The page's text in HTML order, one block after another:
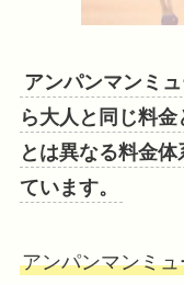
アンパンマンミ
ら大人と同じ料
とは異なる料金
ています。
アンパンマンミ